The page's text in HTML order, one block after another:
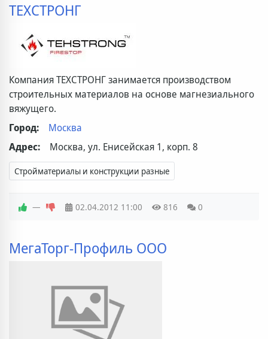
ТЕХСТРОНГ
Компания ТЕХСТРОНГ занимается производством
строительных материалов на основе магнезиального
вяжущего.
Город:
Москва
Адрес:
Москва, ул. Енисейская 1, корп. 8
Стройматериалы и конструкции разные
— 02.04.2012 11:00 816 0
МегаТорг-Профиль ООО